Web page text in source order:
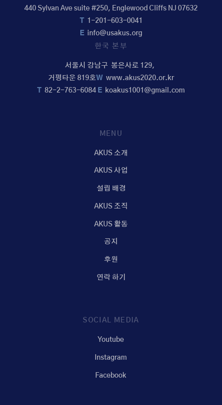
440 Sylvan Ave suite #250, Englewood Cliffs NJ 07632
1-201-603-0041
E info@usakus.org
한국 본부
서울시 강남구 봉은사로 129,
거평타운 819호W www.akus2020.or.kr
82-2-763-6084 E koakus1001@gmail.com
MENU
AKUS 소개
AKUS 사업
설립 배경
AKUS 조직
AKUS 활동
공지
후원
연락 하기
SOCIAL MEDIA
Youtube
Instagram
Facebook